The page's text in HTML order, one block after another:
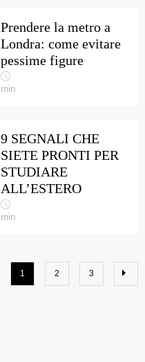
Prendere la metro a
Londra: come evitare
pessime figure
min
9 SEGNALI CHE
SIETE PRONTI PER
STUDIARE
ALL’ESTERO
min
1 2 3